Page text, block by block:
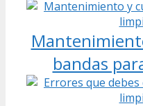
bandas